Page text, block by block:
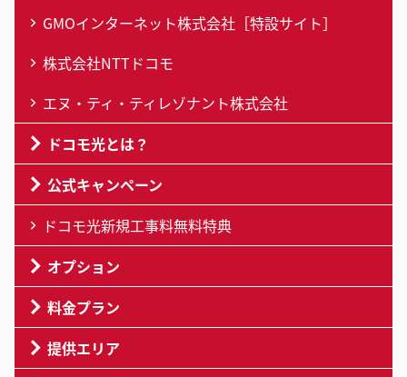
GMOインターネット株式会社［特設サイト］
株式会社NTTドコモ
エヌ・ティ・ティレゾナント株式会社
ドコモ光とは？
公式キャンペーン
ドコモ光新規工事料無料特典
オプション
料金プラン
提供エリア